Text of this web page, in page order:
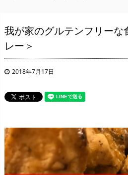
我が家のグルテンフリーな
レー＞
2018年7月17日